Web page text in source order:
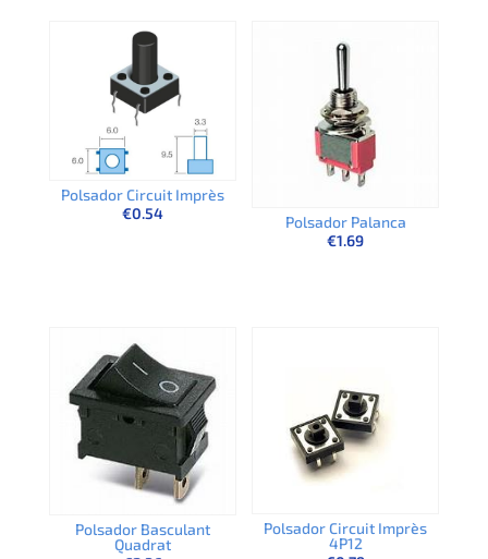
Polsador Circuit Imprès
€0.54
Polsador Palanca
€1.69
Polsador Basculant
Quadrat
Polsador Circuit Imprès
4P12